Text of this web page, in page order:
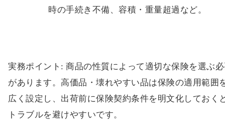
時の手続き不備、容積・重量超過など。
実務ポイント: 商品の性質によって適切な保険を選ぶ
があります。高価品・壊れやすい品は保険の適用範囲
広く設定し、出荷前に保険契約条件を明文化しておく
トラブルを避けやすいです。